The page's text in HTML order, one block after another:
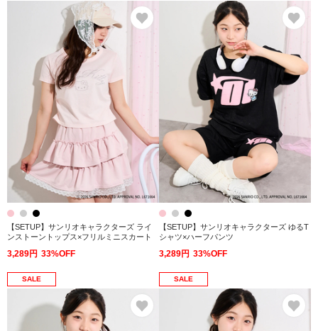
【SETUP】サンリオキャラクターズ ライ
ンストーントップス×フリルミニスカート
3,289円 33%OFF
【SETUP】サンリオキャラクターズ ゆるT
シャツ×ハーフパンツ
3,289円 33%OFF
SALE SALE